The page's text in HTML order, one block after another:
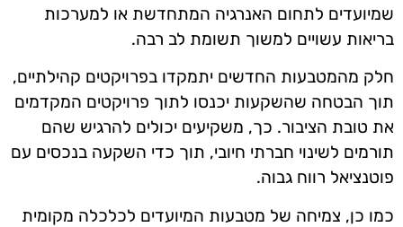
שמיועדים לתחום האנרגיה המתחדשת או למערכות
בריאות עשויים למשוך תשומת לב רבה.
חלק מהמטבעות החדשים יתמקדו בפרויקטים קהילתיים,
תוך הבטחה שהשקעות יכנסו לתוך פרויקטים המקדמים
את טובת הציבור. כך, משקיעים יכולים להרגיש שהם
תורמים לשינוי חברתי חיובי, תוך כדי השקעה בנכסים עם
פוטנציאל רווח גבוה.
כמו כן, צמיחה של מטבעות המיועדים לכלכלה מקומית